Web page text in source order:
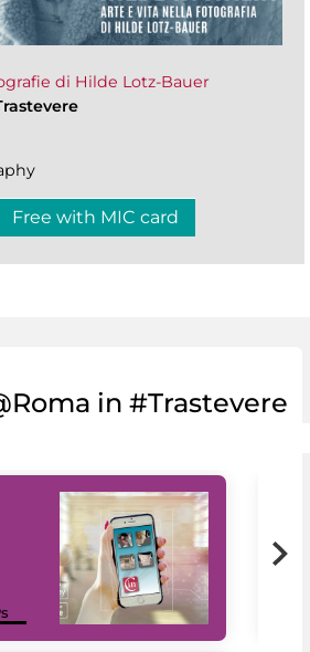
di Hilde Lotz-Bauer
Free with MIC card
in #Trastevere